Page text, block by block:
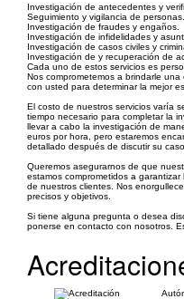
Investigación de antecedentes y
Seguimiento y vigilancia de personas.
Investigación de fraudes y engaños.
Investigación de infidelidades y
Investigación de casos civiles y
Investigación de y recuperación de
Cada uno de estos servicios es
Nos comprometemos a brindarle
con usted para determinar la mejor
El costo de nuestros servicios varía
tiempo necesario para completar la
llevar a cabo la investigación de
euros por hora, pero estaremos
detallado después de discutir su
Queremos asegurarnos de que
estamos comprometidos a
de nuestros clientes. Nos
precisos y objetivos.
Si tiene alguna pregunta o desea
ponerse en contacto con nosotros.